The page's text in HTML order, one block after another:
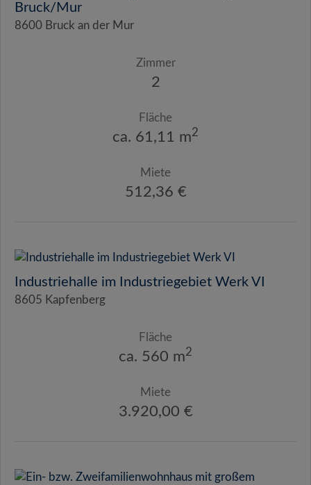
Bruck/Mur
8600 Bruck an der Mur
Zimmer
2
Fläche
ca. 61,11 m2
Miete
512,36 €
Industriehalle im Industriegebiet Werk VI
8605 Kapfenberg
Fläche
ca. 560 m2
Miete
3.920,00 €